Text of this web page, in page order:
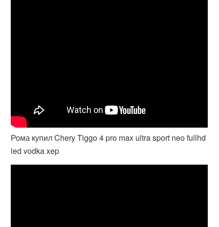
Рома купил Chery Tiggo 4 pro max ultra sport neo fullhd
led vodka xep